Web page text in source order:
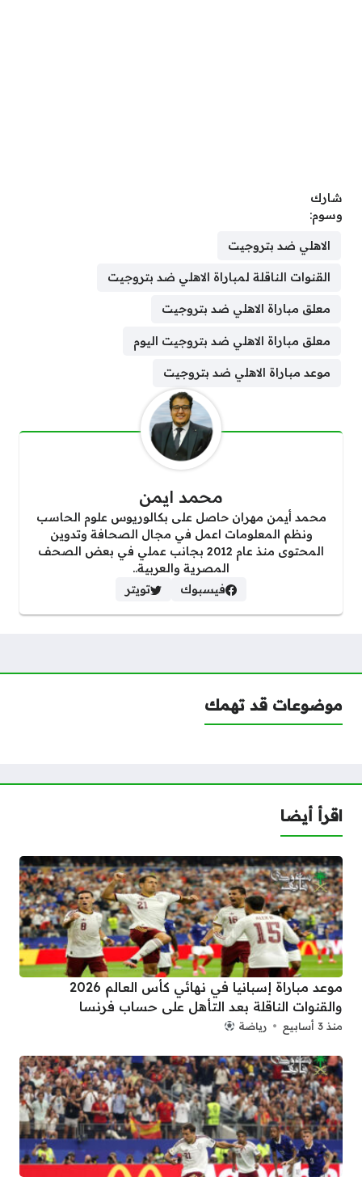
شارك
وسوم:
الاهلي ضد بتروجيت
القنوات الناقلة لمباراة الاهلي ضد بتروجيت
معلق مباراة الاهلي ضد بتروجيت
معلق مباراة الاهلي ضد بتروجيت اليوم
موعد مباراة الاهلي ضد بتروجيت
محمد ايمن
محمد أيمن مهران حاصل على بكالوريوس علوم الحاسب
ونظم المعلومات اعمل في مجال الصحافة وتدوين
المحتوى منذ عام 2012 بجانب عملي في بعض الصحف
المصرية والعربية..
فيسبوك
تويتر
موضوعات قد تهمك
اقرأ أيضا
موعد مباراة إسبانيا في نهائي كأس العالم 2026
والقنوات الناقلة بعد التأهل على حساب فرنسا
منذ 3 أسابيع رياضة